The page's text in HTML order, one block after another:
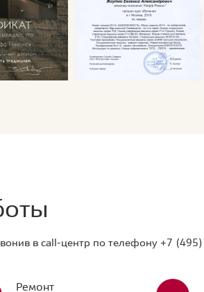
в call-центр по телефону +7
Ремонт